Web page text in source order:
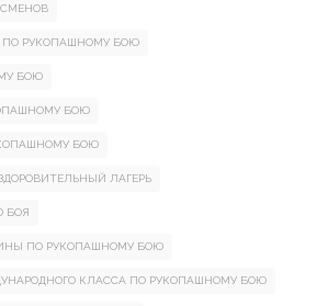
ПО РУКОПАШНОМУ БОЮ
БОЮ
БОЮ
БОЮ
ЛАГЕРЬ
БОЯ
ПО РУКОПАШНОМУ БОЮ
КЛАССА ПО РУКОПАШНОМУ БОЮ